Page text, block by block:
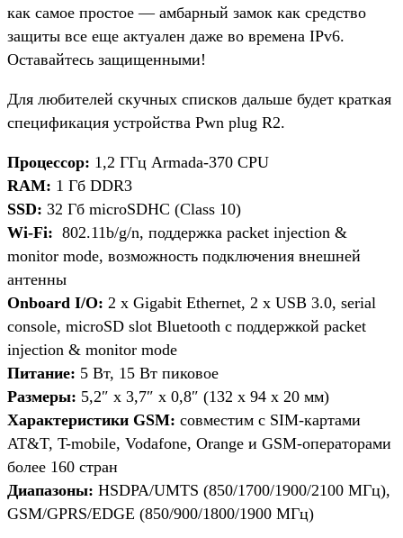
как самое простое — амбарный замок как средство
защиты все еще актуален даже во времена IPv6.
Оставайтесь защищенными!
Для любителей скучных списков дальше будет краткая
спецификация устройства Pwn plug R2.
Процессор: 1,2 ГГц Armada-370 CPU
RAM: 1 Гб DDR3
SSD: 32 Гб microSDHC (Class 10)
Wi-Fi: 802.11b/g/n, поддержка packet injection &
monitor mode, возможность подключения внешней
антенны
Onboard I/O: 2 x Gigabit Ethernet, 2 x USB 3.0, serial
console, microSD slot Bluetooth с поддержкой packet
injection & monitor mode
Питание: 5 Вт, 15 Вт пиковое
Размеры: 5,2″ x 3,7″ x 0,8″ (132 х 94 х 20 мм)
Характеристики GSM: совместим с SIM-картами
AT&T, T-mobile, Vodafone, Orange и GSM-операторами
более 160 стран
Диапазоны: HSDPA/UMTS (850/1700/1900/2100 МГц),
GSM/GPRS/EDGE (850/900/1800/1900 МГц)